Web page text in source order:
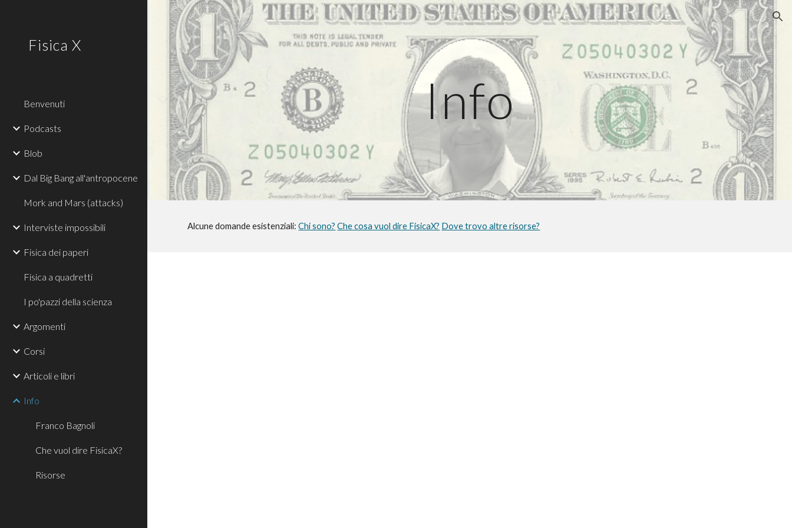
Skip to main content Skip to navigation
Fisica X
Benvenuti
Podcasts
Blob
Dal Big Bang all'antropocene
Mork and Mars (attacks)
Interviste impossibili
Fisica dei paperi
Fisica a quadretti
I po'pazzi della scienza
Argomenti
Corsi
Articoli e libri
Info
Franco Bagnoli
Che vuol dire FisicaX?
Risorse
Info
Alcune domande esistenziali:Chi sono? Che cosa vuol dire FisicaX? Dove trovo altre risorse?